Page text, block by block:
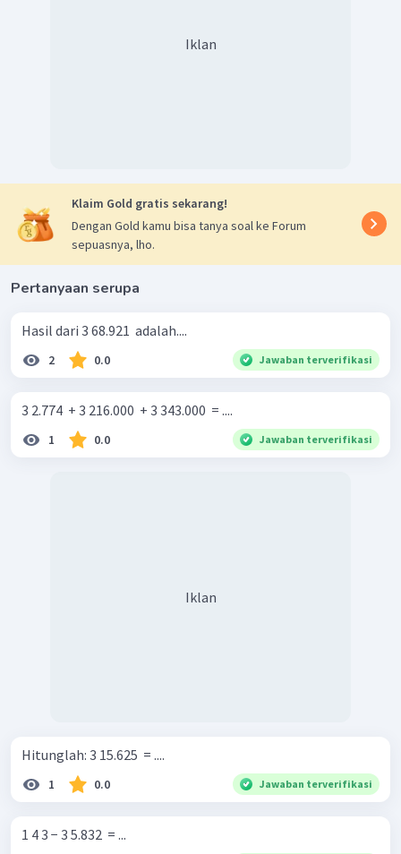
Iklan
Klaim Gold gratis sekarang!
Dengan Gold kamu bisa tanya soal ke Forum
sepuasnya, lho.
Pertanyaan serupa
Hasil dari 3 68.921 ​ adalah....
2 0.0 Jawaban terverifikasi
3 2.774 ​ + 3 216.000 ​ + 3 343.000 ​ = ....
1 0.0 Jawaban terverifikasi
Iklan
Hitunglah: 3 15.625 ​ = ....
1 0.0 Jawaban terverifikasi
1 4 3 − 3 5.832 ​ = ...